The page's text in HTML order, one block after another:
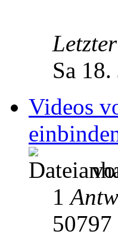
Sa
Videos
1
50797